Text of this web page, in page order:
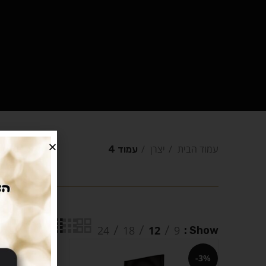
עמוד הבית יצרן עמוד 4
Show
9
12
18
24
Filters
-3%